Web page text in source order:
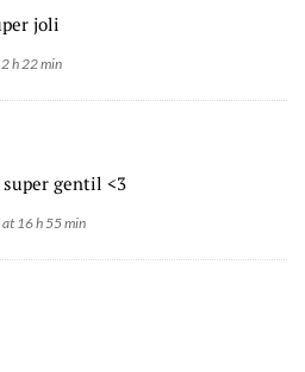
joli
h 22 min
super gentil <3
16 h 55 min